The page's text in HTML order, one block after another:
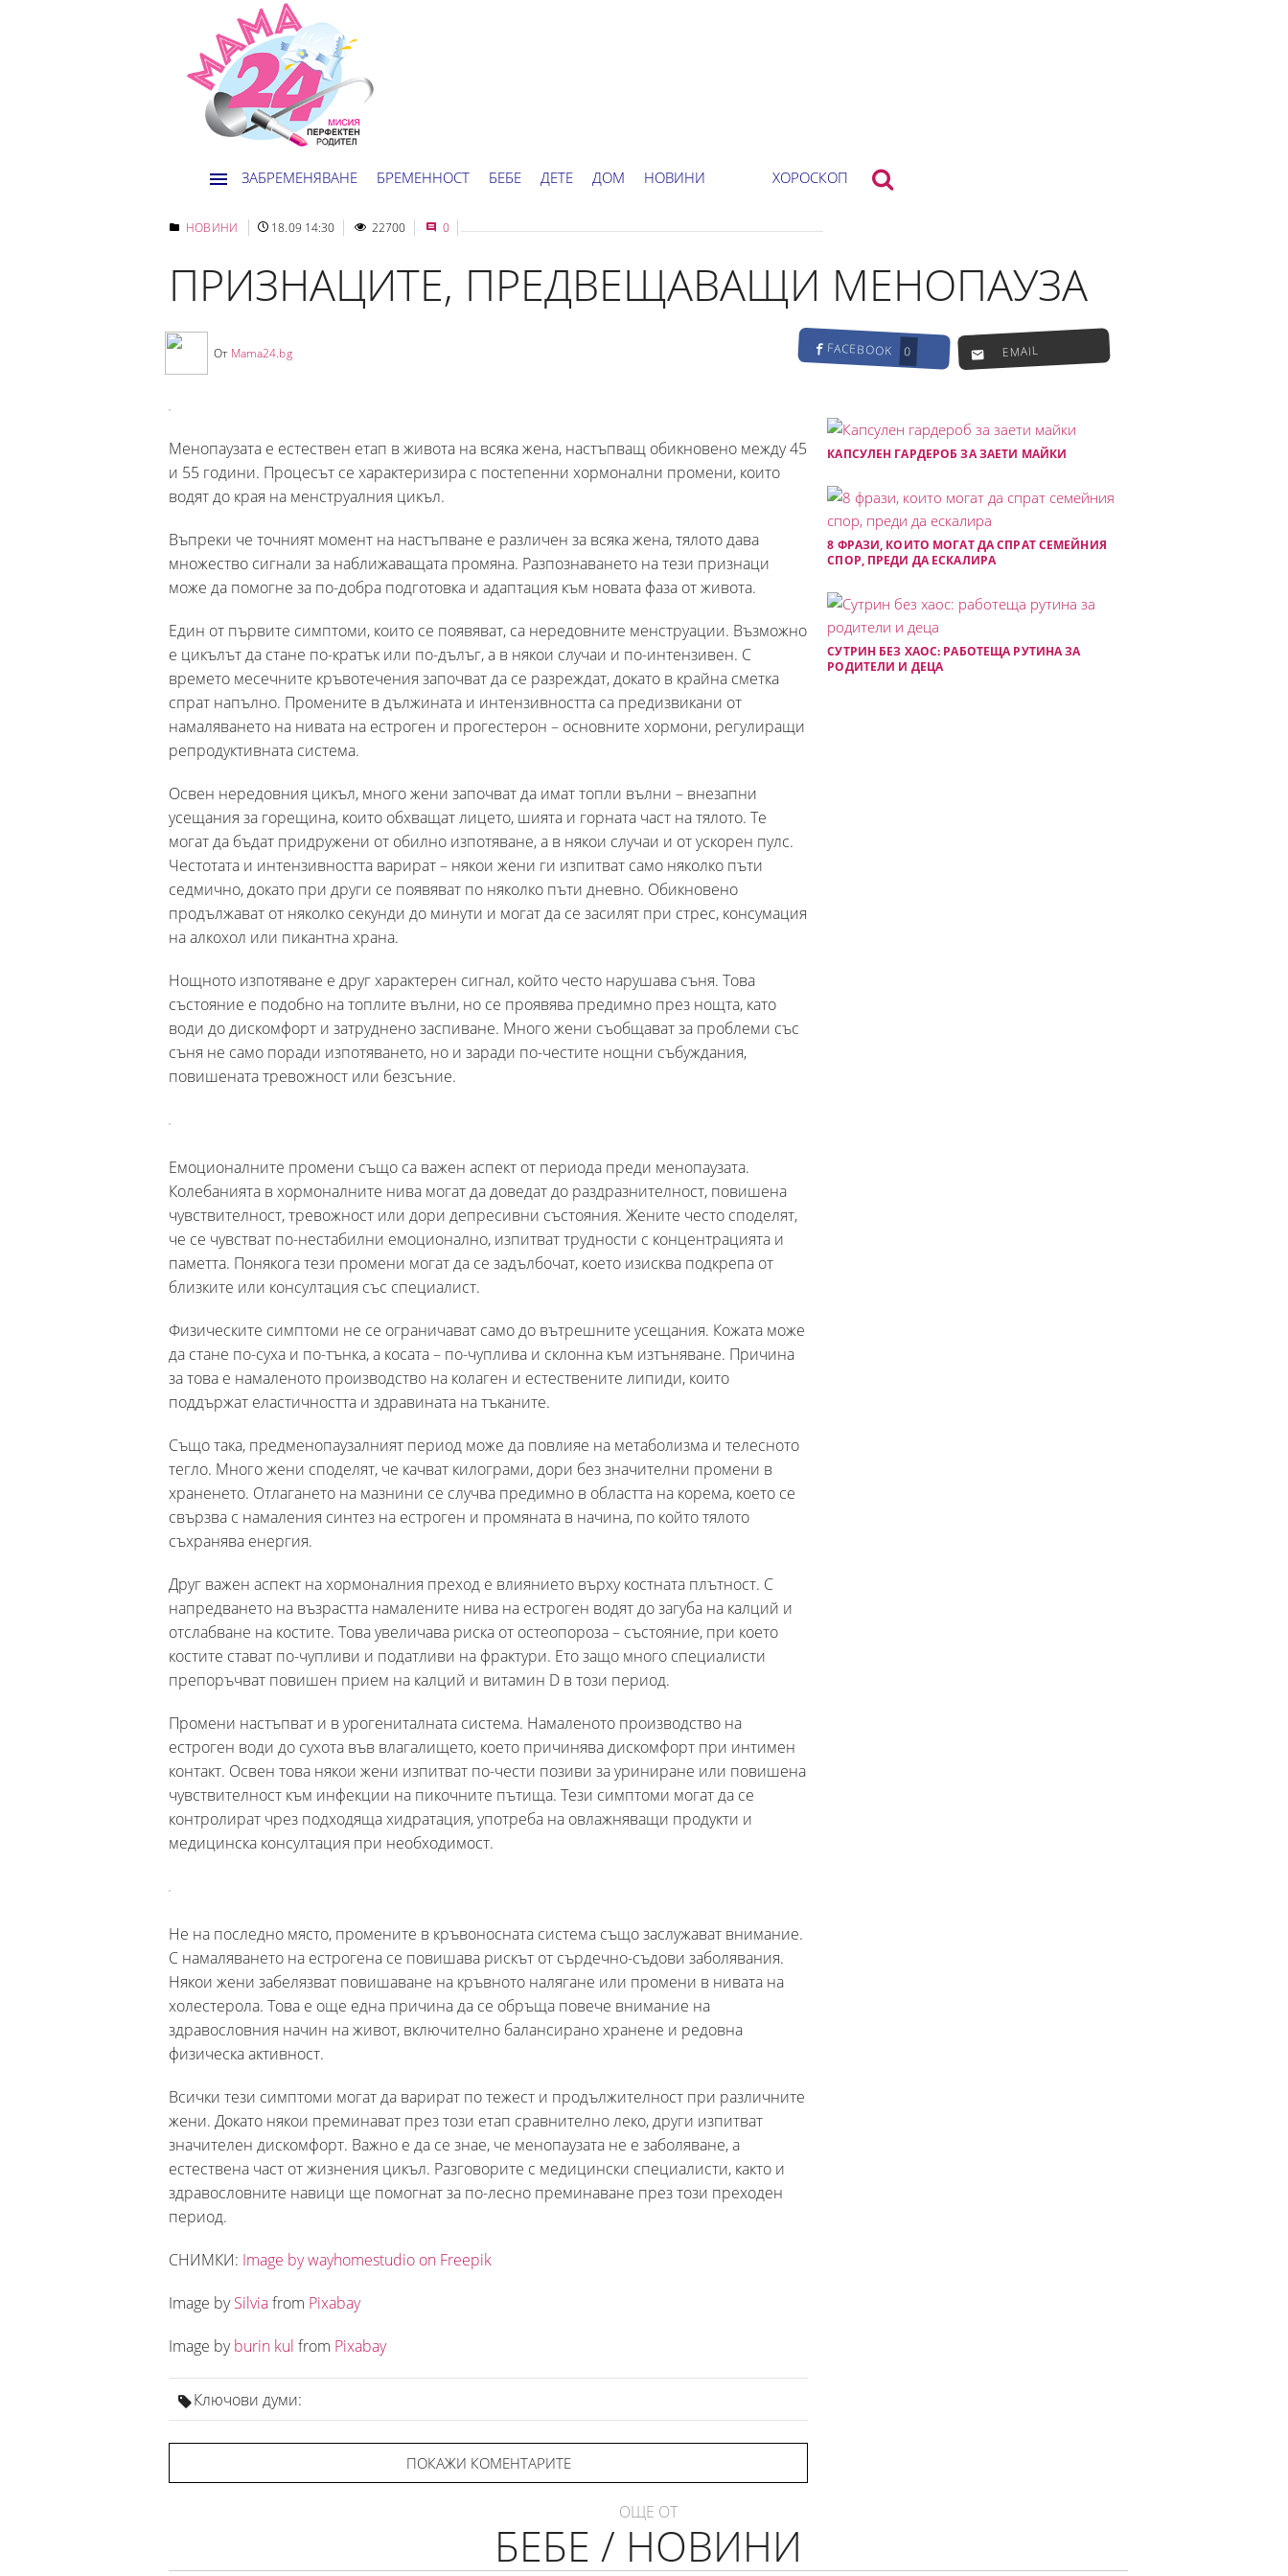
ЗАБРЕМЕНЯВАНЕ БРЕМЕННОСТ БЕБЕ ДЕТЕ ДОМ НОВИНИ ХОРОСКОП
НОВИНИ 18.09 14:30 22700 0
ПРИЗНАЦИТЕ, ПРЕДВЕЩАВАЩИ МЕНОПАУЗА
От Mama24.bg FACEBOOK 0 EMAIL
Менопаузата е естествен етап в живота на всяка жена, настъпващ обикновено между 45
и 55 години. Процесът се характеризира с постепенни хормонални промени, които
водят до края на менструалния цикъл.
Въпреки че точният момент на настъпване е различен за всяка жена, тялото дава
множество сигнали за наближаващата промяна. Разпознаването на тези признаци
може да помогне за по-добра подготовка и адаптация към новата фаза от живота.
Един от първите симптоми, които се появяват, са нередовните менструации. Възможно
е цикълът да стане по-кратък или по-дълъг, а в някои случаи и по-интензивен. С
времето месечните кръвотечения започват да се разреждат, докато в крайна сметка
спрат напълно. Промените в дължината и интензивността са предизвикани от
намаляването на нивата на естроген и прогестерон – основните хормони, регулиращи
репродуктивната система.
Освен нередовния цикъл, много жени започват да имат топли вълни – внезапни
усещания за горещина, които обхващат лицето, шията и горната част на тялото. Те
могат да бъдат придружени от обилно изпотяване, а в някои случаи и от ускорен пулс.
Честотата и интензивността варират – някои жени ги изпитват само няколко пъти
седмично, докато при други се появяват по няколко пъти дневно. Обикновено
продължават от няколко секунди до минути и могат да се засилят при стрес, консумация
на алкохол или пикантна храна.
Нощното изпотяване е друг характерен сигнал, който често нарушава съня. Това
състояние е подобно на топлите вълни, но се проявява предимно през нощта, като
води до дискомфорт и затруднено заспиване. Много жени съобщават за проблеми със
съня не само поради изпотяването, но и заради по-честите нощни събуждания,
повишената тревожност или безсъние.
Емоционалните промени също са важен аспект от периода преди менопаузата.
Колебанията в хормоналните нива могат да доведат до раздразнителност, повишена
чувствителност, тревожност или дори депресивни състояния. Жените често споделят,
че се чувстват по-нестабилни емоционално, изпитват трудности с концентрацията и
паметта. Понякога тези промени могат да се задълбочат, което изисква подкрепа от
близките или консултация със специалист.
Физическите симптоми не се ограничават само до вътрешните усещания. Кожата може
да стане по-суха и по-тънка, а косата – по-чуплива и склонна към изтъняване. Причина
за това е намаленото производство на колаген и естествените липиди, които
поддържат еластичността и здравината на тъканите.
Също така, предменопаузалният период може да повлияе на метаболизма и телесното
тегло. Много жени споделят, че качват килограми, дори без значителни промени в
храненето. Отлагането на мазнини се случва предимно в областта на корема, което се
свързва с намаления синтез на естроген и промяната в начина, по който тялото
съхранява енергия.
Друг важен аспект на хормоналния преход е влиянието върху костната плътност. С
напредването на възрастта намалените нива на естроген водят до загуба на калций и
отслабване на костите. Това увеличава риска от остеопороза – състояние, при което
костите стават по-чупливи и податливи на фрактури. Ето защо много специалисти
препоръчват повишен прием на калций и витамин D в този период.
Промени настъпват и в урогениталната система. Намаленото производство на
естроген води до сухота във влагалището, което причинява дискомфорт при интимен
контакт. Освен това някои жени изпитват по-чести позиви за уриниране или повишена
чувствителност към инфекции на пикочните пътища. Тези симптоми могат да се
контролират чрез подходяща хидратация, употреба на овлажняващи продукти и
медицинска консултация при необходимост.
Не на последно място, промените в кръвоносната система също заслужават внимание.
С намаляването на естрогена се повишава рискът от сърдечно-съдови заболявания.
Някои жени забелязват повишаване на кръвното налягане или промени в нивата на
холестерола. Това е още една причина да се обръща повече внимание на
здравословния начин на живот, включително балансирано хранене и редовна
физическа активност.
Всички тези симптоми могат да варират по тежест и продължителност при различните
жени. Докато някои преминават през този етап сравнително леко, други изпитват
значителен дискомфорт. Важно е да се знае, че менопаузата не е заболяване, а
естествена част от жизнения цикъл. Разговорите с медицински специалисти, както и
здравословните навици ще помогнат за по-лесно преминаване през този преходен
период.
СНИМКИ: Image by wayhomestudio on Freepik
Image bySilviafrom Pixabay
Image byburin kul from Pixabay
Ключови думи:
ПОКАЖИ КОМЕНТАРИТЕ
КАПСУЛЕН ГАРДЕРОБ ЗА ЗАЕТИ МАЙКИ
8 ФРАЗИ, КОИТО МОГАТ ДА СПРАТ СЕМЕЙНИЯ
СПОР, ПРЕДИ ДА ЕСКАЛИРА
СУТРИН БЕЗ ХАОС: РАБОТЕЩА РУТИНА ЗА
РОДИТЕЛИ И ДЕЦА
ОЩЕ ОТ
БЕБЕ / НОВИНИ